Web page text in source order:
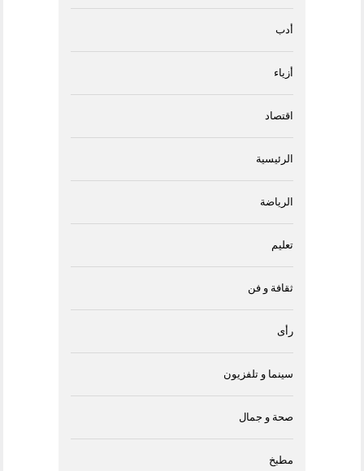
أدب
أزياء
اقتصاد
الرئيسية
الرياضة
تعليم
ثقافة و فن
رأى
سينما و تلفزيون
صحة و جمال
مطبخ